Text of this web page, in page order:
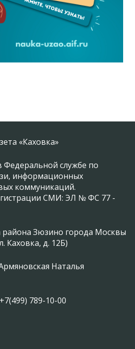
«Каховка»
Федеральной службе по
информационных
коммуникаций.
СМИ: ЭЛ № ФС 77 -
района Зюзино города Москвы
Каховка, д. 12Б)
Наталья
789-10-00